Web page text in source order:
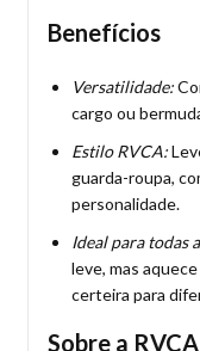
Benefícios
Versatilidade:
cargo ou
Estilo RVCA:
guarda-roupa,
personalidade.
Ideal para todas
leve, mas
certeira para
Sobre a RVCA